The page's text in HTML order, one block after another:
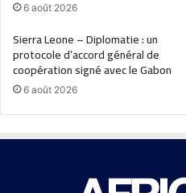
6 août 2026
Sierra Leone – Diplomatie : un
protocole d’accord général de
coopération signé avec le Gabon
6 août 2026